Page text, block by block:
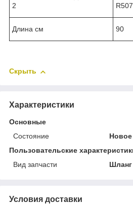
2
R507
Длина см 90
Скрыть
Характеристики
Основные
Состояние
Новое
Пользовательские
Вид запчасти
Шланг
Условия доставки